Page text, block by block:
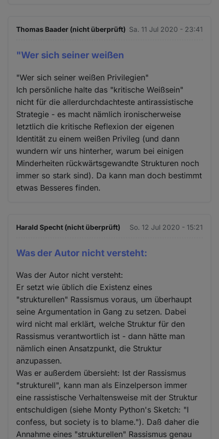
Thomas Baader (nicht überprüft) Sa. 11 Jul 2020 - 23:41
"Wer sich seiner weißen
"Wer sich seiner weißen Privilegien"
Ich persönliche halte das "kritische Weißsein"
nicht für die allerdurchdachteste antirassistische
Strategie - es macht nämlich ironischerweise
letztlich die kritische Reflexion der eigenen
Identität zu einem weißen Privileg (und dann
wundern wir uns hinterher, warum bei einigen
Minderheiten rückwärtsgewandte Strukturen noch
immer so stark sind). Da kann man doch bestimmt
etwas Besseres finden.
Harald Specht (nicht überprüft) So. 12 Jul 2020 - 15:21
Was der Autor nicht versteht:
Was der Autor nicht versteht:
Er setzt wie üblich die Existenz eines
"strukturellen" Rassismus voraus, um überhaupt
seine Argumentation in Gang zu setzen. Dabei
wird nicht mal erklärt, welche Struktur für den
Rassismus verantwortlich ist - dann hätte man
nämlich einen Ansatzpunkt, die Struktur
anzupassen.
Was er außerdem übersieht: Ist der Rassismus
"strukturell", kann man als Einzelperson immer
eine rassistische Verhaltensweise mit der Struktur
entschuldigen (siehe Monty Python's Sketch: "I
confess, but society is to blame."). Daß daher die
Annahme eines "strukturellen" Rassismus genau